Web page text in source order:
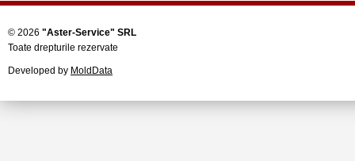
© 2026 "Aster-Service" SRL
Toate drepturile rezervate
Developed by MoldData